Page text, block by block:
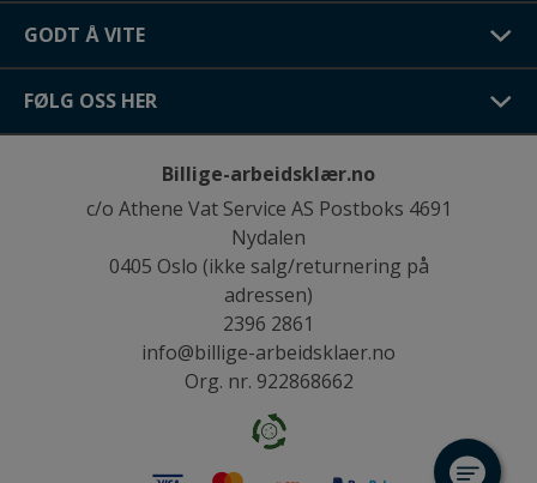
GODT Å VITE
FØLG OSS HER
Billige-arbeidsklær.no
c/o Athene Vat Service AS Postboks 4691
Nydalen
0405 Oslo (ikke salg/returnering på
adressen)
2396 2861
info@billige-arbeidsklaer.no
Org. nr. 922868662